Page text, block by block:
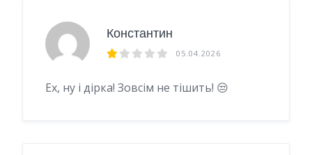
Константин
05.04.2026
Ех, ну і дірка! Зовсім не тішить! 😒